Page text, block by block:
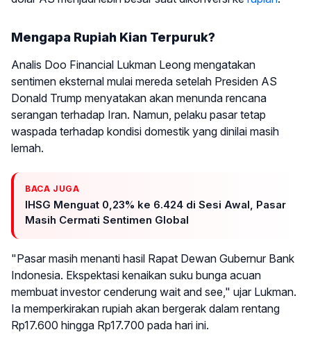
Mengapa Rupiah Kian Terpuruk?
Analis Doo Financial Lukman Leong mengatakan
sentimen eksternal mulai mereda setelah Presiden AS
Donald Trump menyatakan akan menunda rencana
serangan terhadap Iran. Namun, pelaku pasar tetap
waspada terhadap kondisi domestik yang dinilai masih
lemah.
BACA JUGA
IHSG Menguat 0,23% ke 6.424 di Sesi Awal, Pasar
Masih Cermati Sentimen Global
"Pasar masih menanti hasil Rapat Dewan Gubernur Bank
Indonesia. Ekspektasi kenaikan suku bunga acuan
membuat investor cenderung wait and see," ujar Lukman.
Ia memperkirakan rupiah akan bergerak dalam rentang
Rp17.600 hingga Rp17.700 pada hari ini.